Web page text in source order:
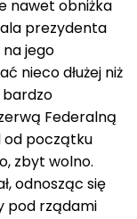
nawet obniżka
prezydenta
jego
nieco dłużej niż
bardzo
Federalną
od początku
zbyt wolno.
odnosząc się
pod rządami